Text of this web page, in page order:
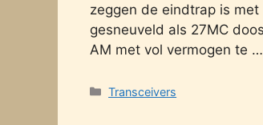
zeggen de eindtrap is
gesneuveld als 27MC
AM met vol vermogen te …
Categories
Transceivers